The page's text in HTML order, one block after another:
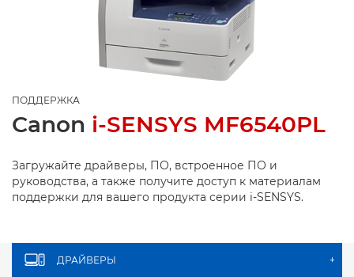
ПОДДЕРЖКА
Canon i-SENSYS MF6540PL
Загружайте драйверы, ПО, встроенное ПО и
руководства, а также получите доступ к материалам
поддержки для вашего продукта серии i-SENSYS.
ДРАЙВЕРЫ +